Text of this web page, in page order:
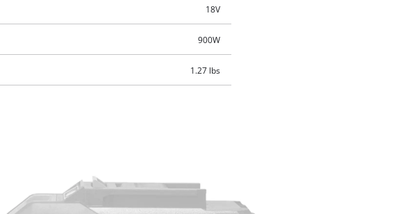
18V
900W
1.27 lbs